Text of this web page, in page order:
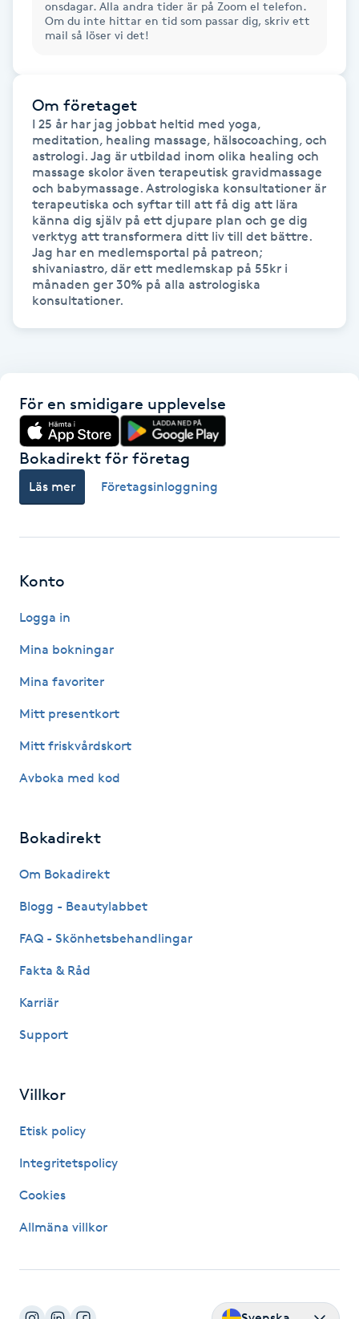
Headspa
Healing
Herrklippning
HIFU
Hollywood Peel
Hot Stone Massage
Hot yoga
Hudvård
Hyaluronsyra
Hårborttagning
Hårbottenbehandling
Hårvård
Hälsprickor
Idrottsmassage
IPL
IR-massage
Japansk massage
K18
onsdagar. Alla andra tider är på Zoom el telefon.
Om du inte hittar en tid som passar dig, skriv ett
mail så löser vi det!
Om företaget
I 25 år har jag jobbat heltid med yoga,
meditation, healing massage, hälsocoaching, och
astrologi. Jag är utbildad inom olika healing och
massage skolor även terapeutisk gravidmassage
och babymassage. Astrologiska konsultationer är
terapeutiska och syftar till att få dig att lära
känna dig själv på ett djupare plan och ge dig
verktyg att transformera ditt liv till det bättre.
Jag har en medlemsportal på patreon;
shivaniastro, där ett medlemskap på 55kr i
månaden ger 30% på alla astrologiska
konsultationer.
För en smidigare upplevelse
Bokadirekt för företag
Läs mer Företagsinloggning
Konto
Logga in
Mina bokningar
Mina favoriter
Mitt presentkort
Mitt friskvårdskort
Avboka med kod
Bokadirekt
Om Bokadirekt
Blogg - Beautylabbet
FAQ - Skönhetsbehandlingar
Fakta & Råd
Karriär
Support
Villkor
Etisk policy
Integritetspolicy
Cookies
Allmäna villkor